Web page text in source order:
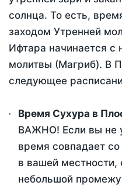
солнца. То есть,
заходом Утренней
Ифтара начинается с
молитвы (Магриб). В
следующее
Время Сухура в
ВАЖНО! Если вы не
время совпадает
в вашей местности,
небольшой